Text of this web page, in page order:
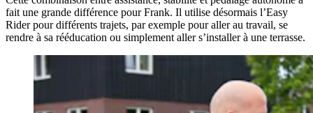
fait une grande différence pour Frank. Il utilise désormais l’Easy
Rider pour différents trajets, par exemple pour aller au travail, se
rendre à sa rééducation ou simplement aller s’installer à une terrasse.